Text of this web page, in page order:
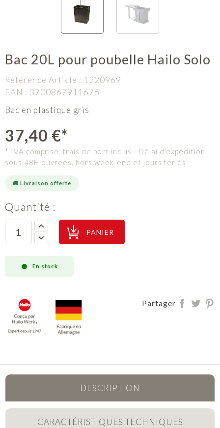
Bac 20L pour poubelle Hailo Solo
Référence Article : 1220969
EAN : 3700867911675
Bac en plastique gris
37,40 €*
*TVA comprise, frais de port inclus
Délai d'expédition
sous 48H ouvrées, hors week-end et jours fériés
🚚 Livraison offerte
Quantité :
PANIER
En stock
Partager
DESCRIPTION
CARACTÉRISTIQUES TECHNIQUES